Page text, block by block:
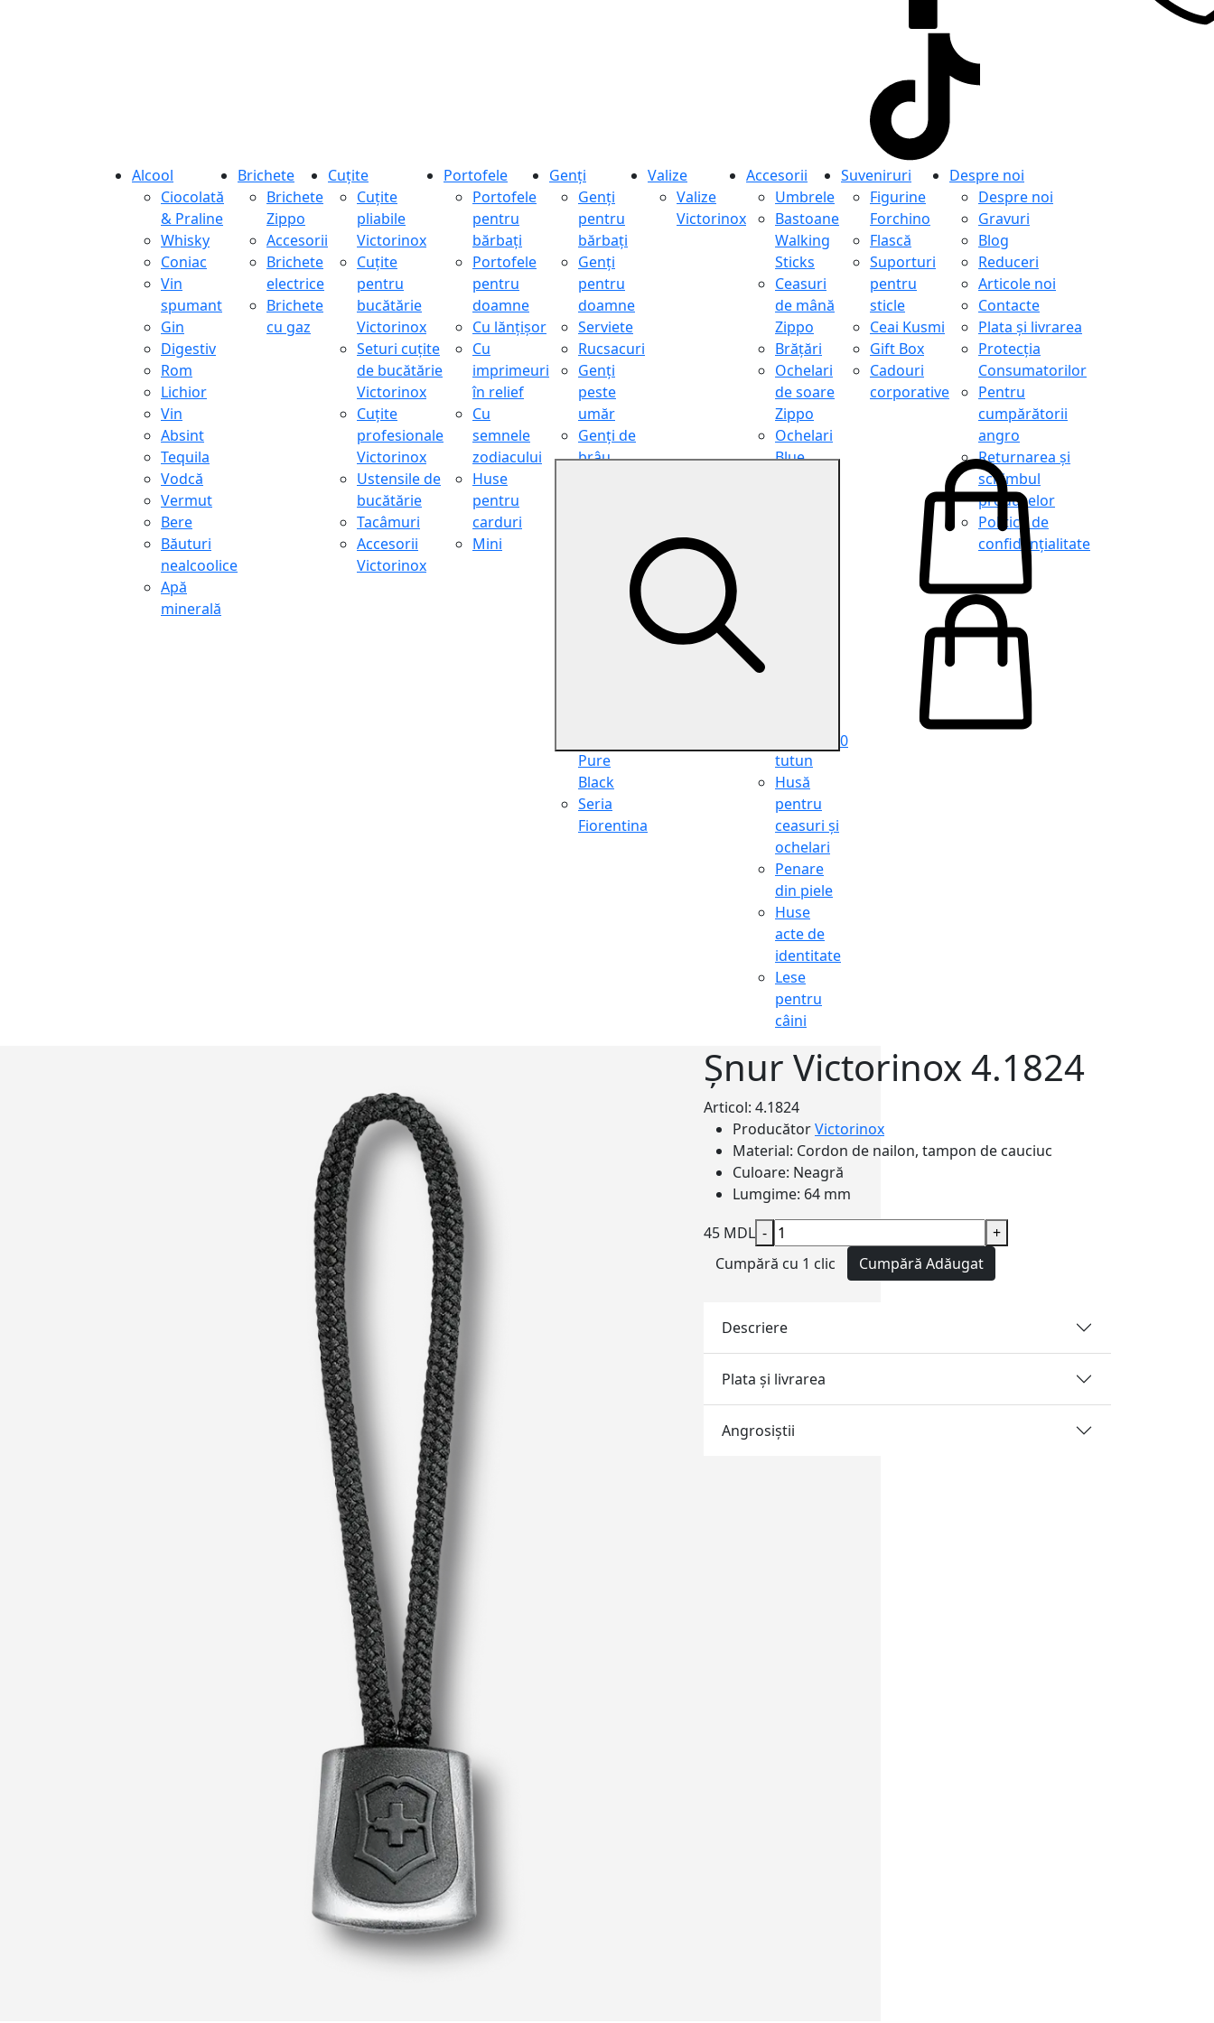
Alcool
Ciocolată
& Praline
Whisky
Coniac
Vin
spumant
Gin
Digestiv
Rom
Lichior
Vin
Absint
Tequila
Vodcă
Vermut
Bere
Băuturi
nealcoolice
Apă
minerală
Brichete
Brichete
Zippo
Accesorii
Brichete
electrice
Brichete
cu gaz
Cuțite
Cuțite
pliabile
Victorinox
Cuțite
pentru
bucătărie
Victorinox
Seturi cuțite
de bucătărie
Victorinox
Cuțite
profesionale
Victorinox
Ustensile de
bucătărie
Tacâmuri
Accesorii
Victorinox
Portofele
Portofele
pentru
bărbați
Portofele
pentru
doamne
Cu lănțișor
Cu
imprimeuri
în relief
Cu
semnele
zodiacului
Huse
pentru
carduri
Mini
Genți
Genți
pentru
bărbați
Genți
pentru
doamne
Serviete
Rucsacuri
Genți
peste
umăr
Genți de
brâu
cosmetice
Pure
Black
Seria
Fiorentina
Valize
Valize
Victorinox
Accesorii
Umbrele
Bastoane
Walking
Sticks
Ceasuri
de mână
Zippo
Brățări
Ochelari
de soare
Zippo
Ochelari
Blue
tutun
Husă
pentru
ceasuri și
ochelari
Penare
din piele
Huse
acte de
identitate
Lese
pentru
câini
Suveniruri
Figurine
Forchino
Flască
Suporturi
pentru
sticle
Ceai Kusmi
Gift Box
Cadouri
corporative
Despre noi
Despre noi
Gravuri
Blog
Reduceri
Articole noi
Contacte
Plata și livrarea
Protecţia
Consumatorilor
Pentru
cumpărătorii
angro
Returnarea și
schimbul
produselor
Politica de
confidențialitate
0
Șnur Victorinox 4.1824
Articol: 4.1824
ProducătorVictorinox
Material: Cordon de nailon, tampon de cauciuc
Culoare: Neagră
Lumgime: 64 mm
45 MDL -
+
Cumpără cu 1 clic
Cumpără Adăugat
Descriere
Plata și livrarea
Angrosiştii